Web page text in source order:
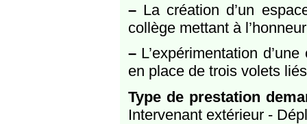
–La création d’un
collège mettant à
–L’expérimentation
en place de trois volets
Type de prestation
Intervenant extérieur -